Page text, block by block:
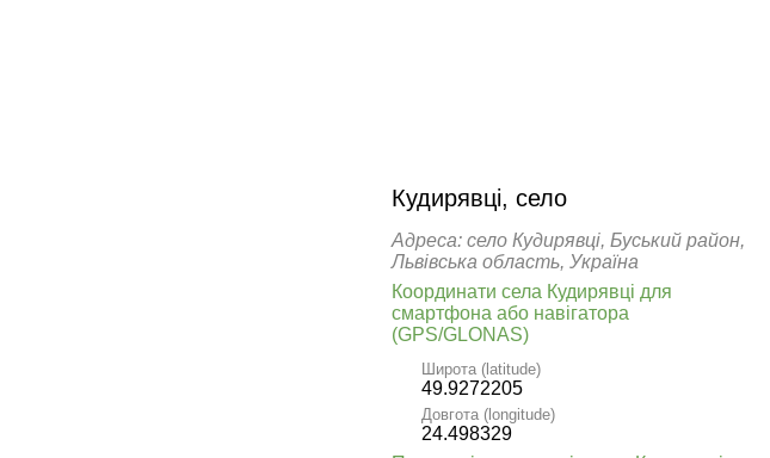
Кудирявці, село
Адреса: село Кудирявці, Буський район,
Львівська область, Україна
Координати села Кудирявці для
смартфона або навігатора
(GPS/GLONAS)
Широта (latitude)
49.9272205
Довгота (longitude)
24.498329